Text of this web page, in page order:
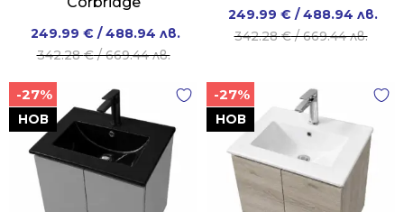
342.28€/ 669.44 лв.
Original
price
342.28 €
/
669.44 лв..
249.99 € / 488.94 лв.
Current
price
249.99 €
/
488.94 лв..
342.28€/ 669.44 лв.
Original
price
/
669.44 лв..
249.99 € / 488.94 лв.
Current
price
/
488.94 лв..
НОВ
-27%
НОВ
-27%